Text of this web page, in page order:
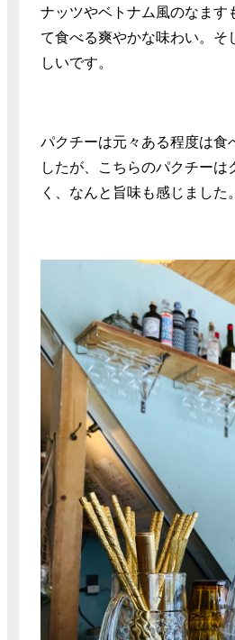
ナッツやベトナム風のなます
て食べる爽やかな味わい。そ
しいです。
パクチーは元々ある程度は食
したが、こちらのパクチーは
く、なんと旨味も感じました。